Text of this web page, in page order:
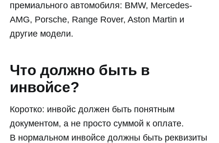
премиального автомобиля: BMW, Mercedes-
AMG, Porsche, Range Rover, Aston Martin и
другие модели.
Что должно быть в
инвойсе?
Коротко: инвойс должен быть понятным
документом, а не просто суммой к оплате.
В нормальном инвойсе должны быть реквизиты